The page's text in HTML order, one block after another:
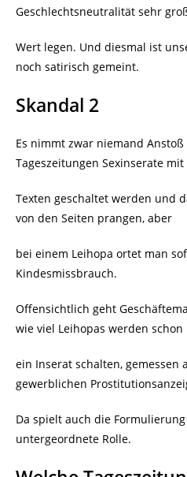
Geschlechtsneutralität sehr
Wert legen. Und diesmal ist
noch satirisch gemeint.
Skandal 2
Es nimmt zwar niemand
Tageszeitungen Sexinserate
Texten geschaltet werden und
von den Seiten prangen, aber
bei einem Leihopa ortet man
Kindesmissbrauch.
Offensichtlich geht
wie viel Leihopas werden schon
ein Inserat schalten, gemessen
gewerblichen
Da spielt auch die
untergeordnete Rolle.